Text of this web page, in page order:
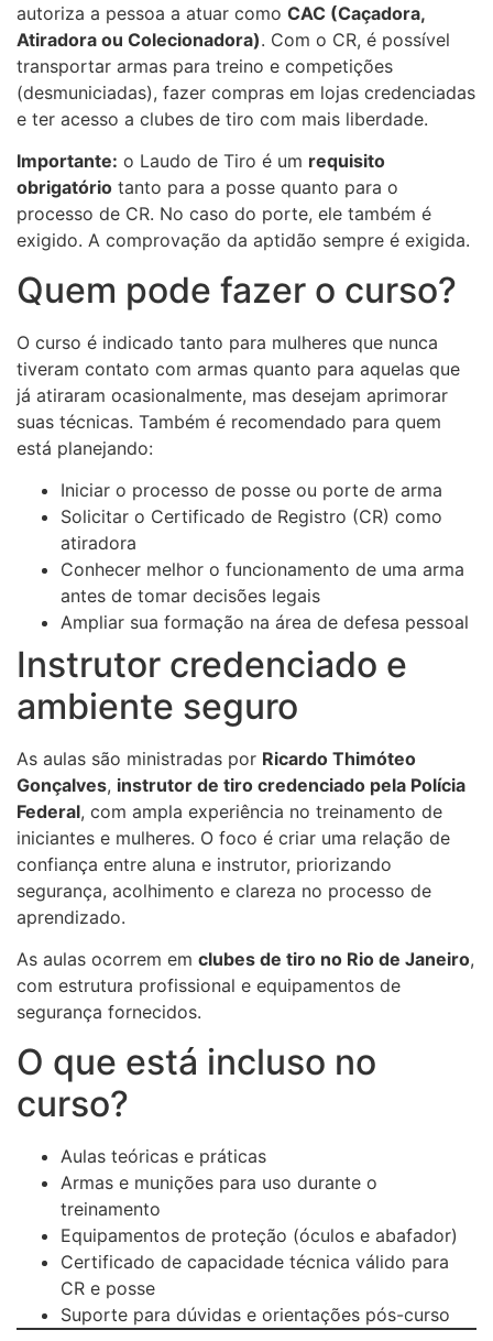
autoriza a pessoa a atuar como CAC (Caçadora,
Atiradora ou Colecionadora). Com o CR, é possível
transportar armas para treino e competições
(desmuniciadas), fazer compras em lojas credenciadas
e ter acesso a clubes de tiro com mais liberdade.
Importante: o Laudo de Tiro é um requisito
obrigatório tanto para a posse quanto para o
processo de CR. No caso do porte, ele também é
exigido. A comprovação da aptidão sempre é exigida.
Quem pode fazer o curso?
O curso é indicado tanto para mulheres que nunca
tiveram contato com armas quanto para aquelas que
já atiraram ocasionalmente, mas desejam aprimorar
suas técnicas. Também é recomendado para quem
está planejando:
Iniciar o processo de posse ou porte de arma
Solicitar o Certificado de Registro (CR) como
atiradora
Conhecer melhor o funcionamento de uma arma
antes de tomar decisões legais
Ampliar sua formação na área de defesa pessoal
Instrutor credenciado e
ambiente seguro
As aulas são ministradas por Ricardo Thimóteo
Gonçalves, instrutor de tiro credenciado pela Polícia
Federal, com ampla experiência no treinamento de
iniciantes e mulheres. O foco é criar uma relação de
confiança entre aluna e instrutor, priorizando
segurança, acolhimento e clareza no processo de
aprendizado.
As aulas ocorrem em clubes de tiro no Rio de Janeiro,
com estrutura profissional e equipamentos de
segurança fornecidos.
O que está incluso no
curso?
Aulas teóricas e práticas
Armas e munições para uso durante o
treinamento
Equipamentos de proteção (óculos e abafador)
Certificado de capacidade técnica válido para
CR e posse
Suporte para dúvidas e orientações pós-curso